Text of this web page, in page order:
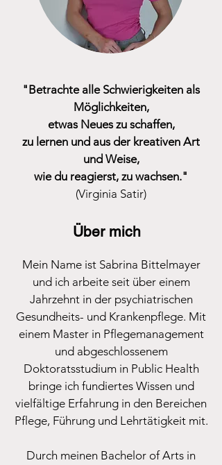
"Betrachte alle Schwierigkeiten als
Möglichkeiten,
etwas Neues zu schaffen,
zu lernen und aus der kreativen Art
und Weise,
wie du reagierst, zu wachsen."
(Virginia Satir)
Über mich
Mein Name ist Sabrina Bittelmayer
und ich arbeite seit über einem
Jahrzehnt in der psychiatrischen
Gesundheits- und Krankenpflege. Mit
einem Master in Pflegemanagement
und abgeschlossenem
Doktoratsstudium in Public Health
bringe ich fundiertes Wissen und
vielfältige Erfahrung in den Bereichen
Pflege, Führung und Lehrtätigkeit mit.
Durch meinen Bachelor of Arts in